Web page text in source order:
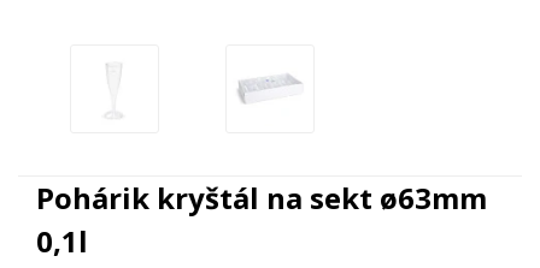
Pohárik kryštál na sekt ø63mm
0,1l